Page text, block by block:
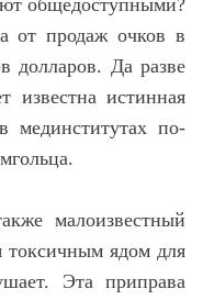
общедоступными?
от продаж очков в
долларов. Да разве
известна истинная
мединститутах по-
малоизвестный
токсичным ядом для
Эта приправа